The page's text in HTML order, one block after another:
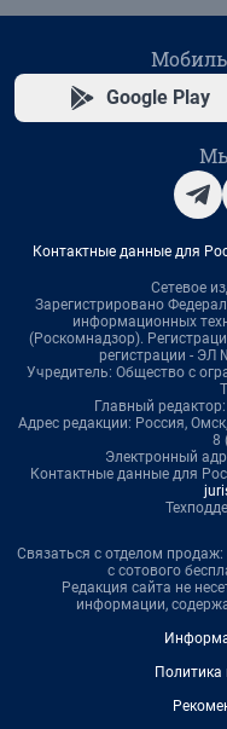
Google Play
Контактные данные для
Сетевое
Зарегистрировано
информационных
(Роскомнадзор).
регистрации - ЭЛ
Учредитель: Общество с
Главный
Адрес редакции: Россия,
8
Электронный
Контактные данные для
Связаться с отделом
с сотового
Редакция сайта не
информации,
Политика